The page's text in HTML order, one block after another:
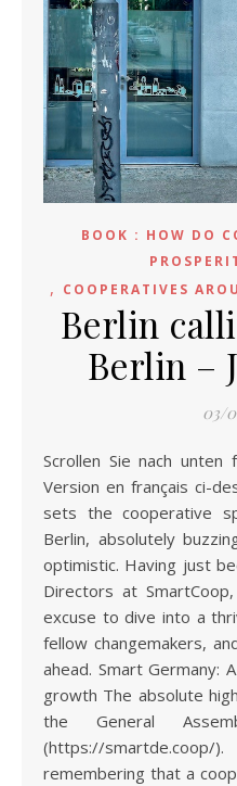
BOOK : HOW DO
, COOPERATIVES
Berlin
Berlin –
03/
Scrollen Sie nach unten für die deutsche Version –
Version en français ci-
sets the cooperative
Berlin, absolutely
optimistic. Having just
Directors at
excuse to dive into a
fellow changemakers,
ahead. Smart Germany:
growth The absolute
the General
(https://
remembering that a